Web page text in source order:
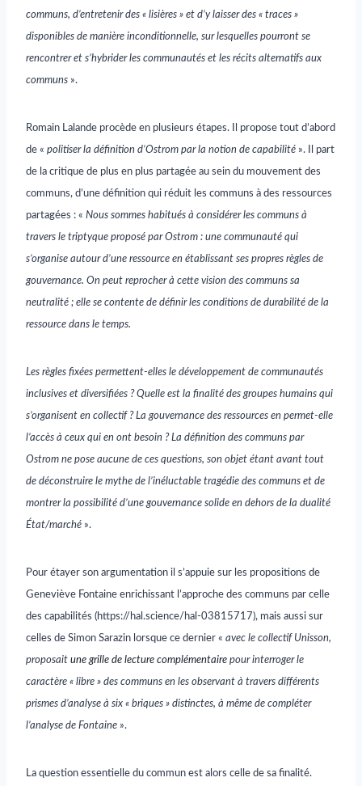
communs, d’entretenir des « lisières » et d’y laisser des « traces »
disponibles de manière inconditionnelle, sur lesquelles pourront se
rencontrer et s’hybrider les communautés et les récits alternatifs aux
communs ».
Romain Lalande procède en plusieurs étapes. Il propose tout d’abord
de « politiser la définition d’Ostrom par la notion de capabilité ». Il part
de la critique de plus en plus partagée au sein du mouvement des
communs, d’une définition qui réduit les communs à des ressources
partagées : « Nous sommes habitués à considérer les communs à
travers le triptyque proposé par Ostrom : une communauté qui
s’organise autour d’une ressource en établissant ses propres règles de
gouvernance. On peut reprocher à cette vision des communs sa
neutralité ; elle se contente de définir les conditions de durabilité de la
ressource dans le temps.
Les règles fixées permettent-elles le développement de communautés
inclusives et diversifiées ? Quelle est la finalité des groupes humains qui
s’organisent en collectif ? La gouvernance des ressources en permet-elle
l’accès à ceux qui en ont besoin ? La définition des communs par
Ostrom ne pose aucune de ces questions, son objet étant avant tout
de déconstruire le mythe de l’inéluctable tragédie des communs et de
montrer la possibilité d’une gouvernance solide en dehors de la dualité
État/marché ».
Pour étayer son argumentation il s’appuie sur les propositions de
Geneviève Fontaine enrichissant l’approche des communs par celle
des capabilités (https://hal.science/hal-03815717), mais aussi sur
celles de Simon Sarazin lorsque ce dernier « avec le collectif Unisson,
proposait une grille de lecture complémentaire pour interroger le
caractère « libre » des communs en les observant à travers différents
prismes d’analyse à six « briques » distinctes, à même de compléter
l’analyse de Fontaine ».
La question essentielle du commun est alors celle de sa finalité.